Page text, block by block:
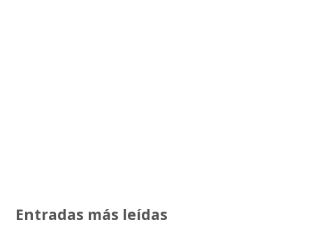
Entradas más leídas